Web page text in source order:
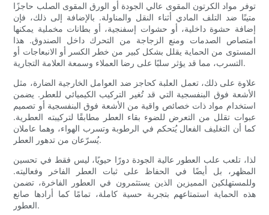
توفر مواد الكرتون المقوى عالي الجودة أو الورق المقوى الصلب حاجزًا
متينًا ضد التلف المادي أثناء النقل والمناولة. بالإضافة إلى ذلك، فإن
إضافة حشوة داخلية، أو حشوات إسفنجية، أو بطانات مخملية يمكنها
امتصاص الصدمات ومنع الزجاجة من التحرك داخل الصندوق. هذا
المستوى من الحماية يقلل بشكل كبير من خطر الكسر أو الانبعاجات أو
التسرب، مما قد يؤثر سلبًا على رضا العملاء وسمعة العلامة التجارية.
علاوة على ذلك، تعمل العلبة كحاجز ضد العوامل الخارجية الضارة، مثل
الأشعة فوق البنفسجية التي قد تُغير التركيب الكيميائي للعطر. يضمن
استخدام مواد ذات خصائص واقية من الأشعة فوق البنفسجية أو تصميم
عبوات تقلل من التعرض للضوء بقاء العطر مطابقًا لتركيبته العطرية.
كما أن التغليف الفعال يُتحكم في الرطوبة وتسرب الهواء، وهما عاملان
يُسرّعان من تدهور العطر.
لذا، تلعب علب العطور عالية الجودة دورًا حيويًا، ليس فقط في تحسين
المظهر، بل أيضًا في الحفاظ على ثبات العطر الفاخر وفعاليته.
وللمستهلكين المميزين الذين يستثمرون في العطور الفاخرة، تضمن
هذه الحماية استمتاعهم بتجربة حسية كاملة، تمامًا كما أرادها صانع
العطور.